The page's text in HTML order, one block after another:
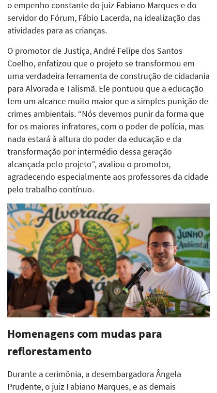
o empenho constante do juiz Fabiano Marques e do
servidor do Fórum, Fábio Lacerda, na idealização das
atividades para as crianças.
O promotor de Justiça, André Felipe dos Santos
Coelho, enfatizou que o projeto se transformou em
uma verdadeira ferramenta de construção de cidadania
para Alvorada e Talismã. Ele pontuou que a educação
tem um alcance muito maior que a simples punição de
crimes ambientais. “Nós devemos punir da forma que
for os maiores infratores, com o poder de polícia, mas
nada estará à altura do poder da educação e da
transformação por intermédio dessa geração
alcançada pelo projeto”, avaliou o promotor,
agradecendo especialmente aos professores da cidade
pelo trabalho contínuo.
Homenagens com mudas para
reflorestamento
Durante a cerimônia, a desembargadora Ângela
Prudente, o juiz Fabiano Marques, e as demais